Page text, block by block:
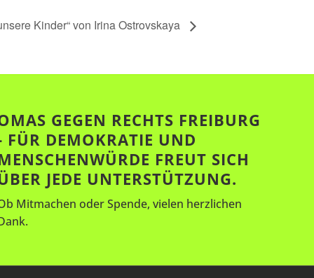
Kinder“ von Irina Ostrovskaya
GEGEN RECHTS FREIBURG
FÜR DEMOKRATIE UND
FREUT SICH
JEDE UNTERSTÜTZUNG.
Mitmachen oder Spende, vielen herzlichen